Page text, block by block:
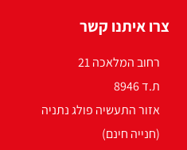
צרו איתנו קשר
רחוב המלאכה 21
ת.ד 8946
אזור התעשיה פולג נתניה
(חנייה חינם)